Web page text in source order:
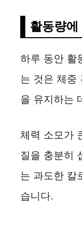
활동량에
하루 동안 활
는 것은 체중
을 유지하는
체력 소모가
질을 충분히
는 과도한 칼
습니다.